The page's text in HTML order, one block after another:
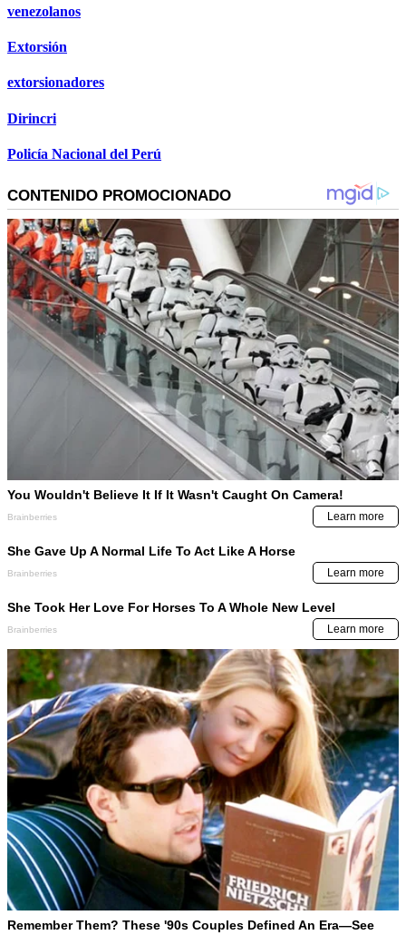
venezolanos
Extorsión
extorsionadores
Dirincri
Policía Nacional del Perú